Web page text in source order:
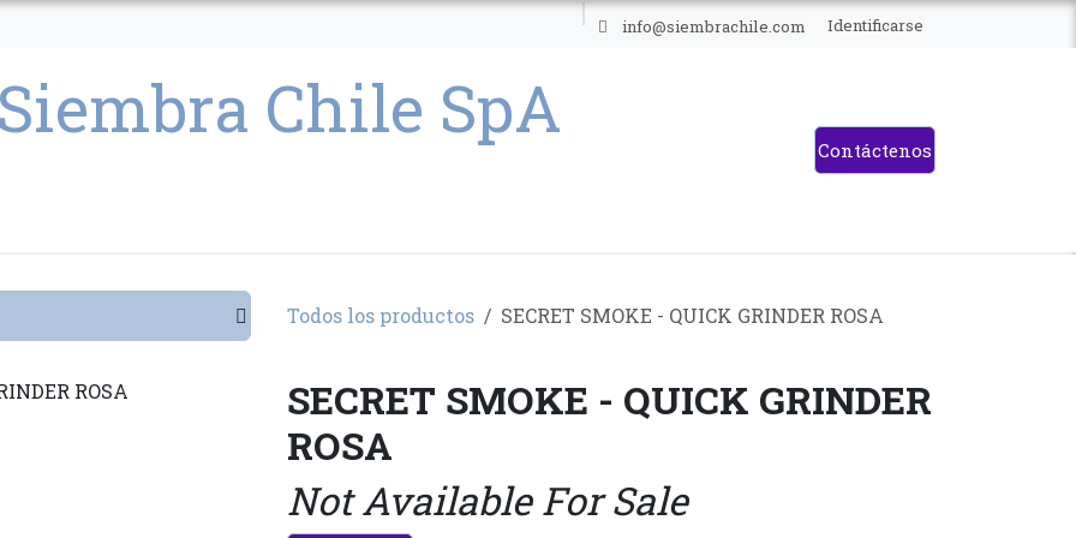
info@siembrachile.com Identificarse
Contáctenos
Todos los productos SECRET SMOKE - QUICK GRINDER ROSA
SECRET SMOKE - QUICK GRINDER
ROSA
Not Available For Sale